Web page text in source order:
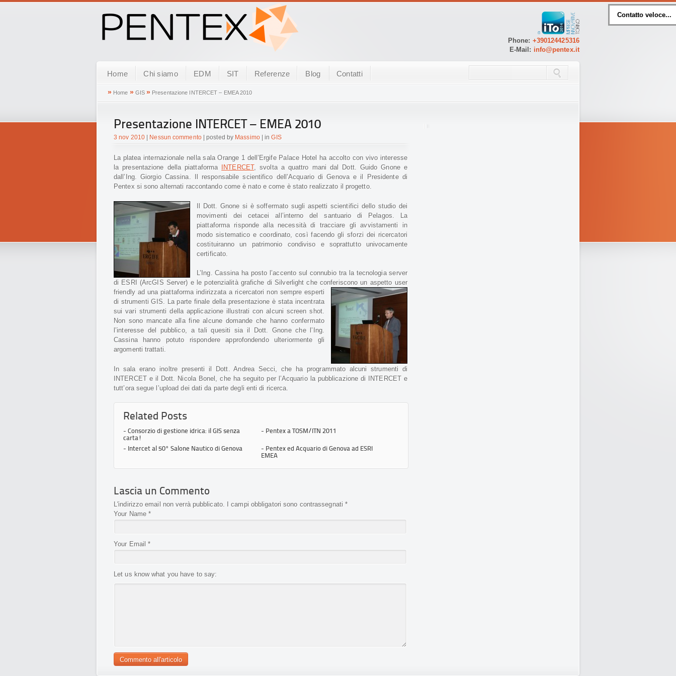
Phone: +390124425316
E-Mail: info@pentex.it
Home Chi siamo EDM SIT Referenze Blog Contatti
» Home » GIS » Presentazione INTERCET – EMEA 2010
Presentazione INTERCET – EMEA 2010
3 nov 2010 Nessun commento| posted by Massimo| inGIS
La platea internazionale nella sala Orange 1 dell’Ergife Palace Hotel ha accolto con vivo interesse
la presentazione della piattaforma
INTERCET, svolta a quattro mani dal Dott. Guido Gnone e
dall’Ing. Giorgio Cassina. Il responsabile scientifico dell’Acquario di Genova e il Presidente di
Pentex si sono alternati raccontando come è nato e come è stato realizzato il progetto.
Il Dott. Gnone si è soffermato sugli aspetti scientifici dello studio dei
movimenti dei cetacei all’interno del santuario di Pelagos. La
piattaforma risponde alla necessità di tracciare gli avvistamenti in
modo sistematico e coordinato, così facendo gli sforzi dei ricercatori
costituiranno un patrimonio condiviso e soprattutto univocamente
certificato.
L’Ing. Cassina ha posto l’accento sul connubio tra la tecnologia server
di ESRI (ArcGIS Server) e le potenzialità grafiche di Silverlight che conferiscono un aspetto user
friendly ad una piattaforma indirizzata a ricercatori non sempre esperti
di strumenti GIS. La parte finale della presentazione è stata incentrata
sui vari strumenti della applicazione illustrati con alcuni screen shot.
Non sono mancate alla fine alcune domande che hanno confermato
l’interesse del pubblico, a tali quesiti sia il Dott. Gnone che l’Ing.
Cassina hanno potuto rispondere approfondendo ulteriormente gli
argomenti trattati.
In sala erano inoltre presenti il Dott. Andrea Secci, che ha programmato alcuni strumenti di
INTERCET e il Dott. Nicola Bonel, che ha seguito per l’Acquario la pubblicazione di INTERCET e
tutt’ora segue l’upload dei dati da parte degli enti di ricerca.
Related Posts
- Consorzio di gestione idrica: il GIS senza
carta!
- Pentex a TOSM/ITN 2011
- Intercet al 50° Salone Nautico di Genova
- Pentex ed Acquario di Genova ad ESRI
EMEA
Lascia un Commento
L'indirizzo email non verrà pubblicato. I campi obbligatori sono contrassegnati*
Your Name *
Your Email *
Let us know what you have to say:
Contatto veloce...